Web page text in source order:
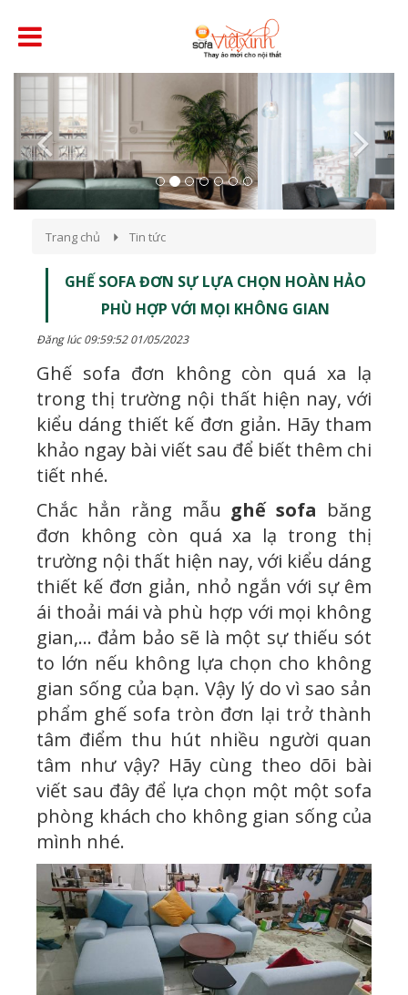
Previous
Trang chủ Tin tức
GHẾ SOFA ĐƠN SỰ LỰA CHỌN HOÀN HẢO
PHÙ HỢP VỚI MỌI KHÔNG GIAN
Đăng lúc 09:59:52 01/05/2023
Ghế sofa đơn không còn quá xa lạ
trong thị trường nội thất hiện nay, với
kiểu dáng thiết kế đơn giản. Hãy tham
khảo ngay bài viết sau để biết thêm chi
tiết nhé.
Chắc hẳn rằng mẫu ghế sofa băng
đơn không còn quá xa lạ trong thị
trường nội thất hiện nay, với kiểu dáng
thiết kế đơn giản, nhỏ ngắn với sự êm
ái thoải mái và phù hợp với mọi không
gian,… đảm bảo sẽ là một sự thiếu sót
to lớn nếu không lựa chọn cho không
gian sống của bạn. Vậy lý do vì sao sản
phẩm ghế sofa tròn đơn lại trở thành
tâm điểm thu hút nhiều người quan
tâm như vậy? Hãy cùng theo dõi bài
viết sau đây để lựa chọn một một sofa
phòng khách cho không gian sống của
mình nhé.